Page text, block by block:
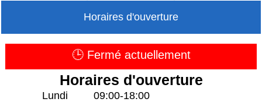
Horaires d'ouverture
🕒 Fermé actuellement
Horaires d'ouverture
Lundi
09:00-18:00